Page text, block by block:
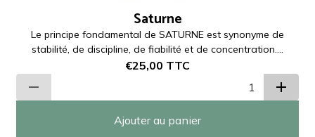
Saturne
Le principe fondamental de SATURNE est synonyme de
stabilité, de discipline, de fiabilité et de concentration....
€25,00 TTC
Ajouter au panier